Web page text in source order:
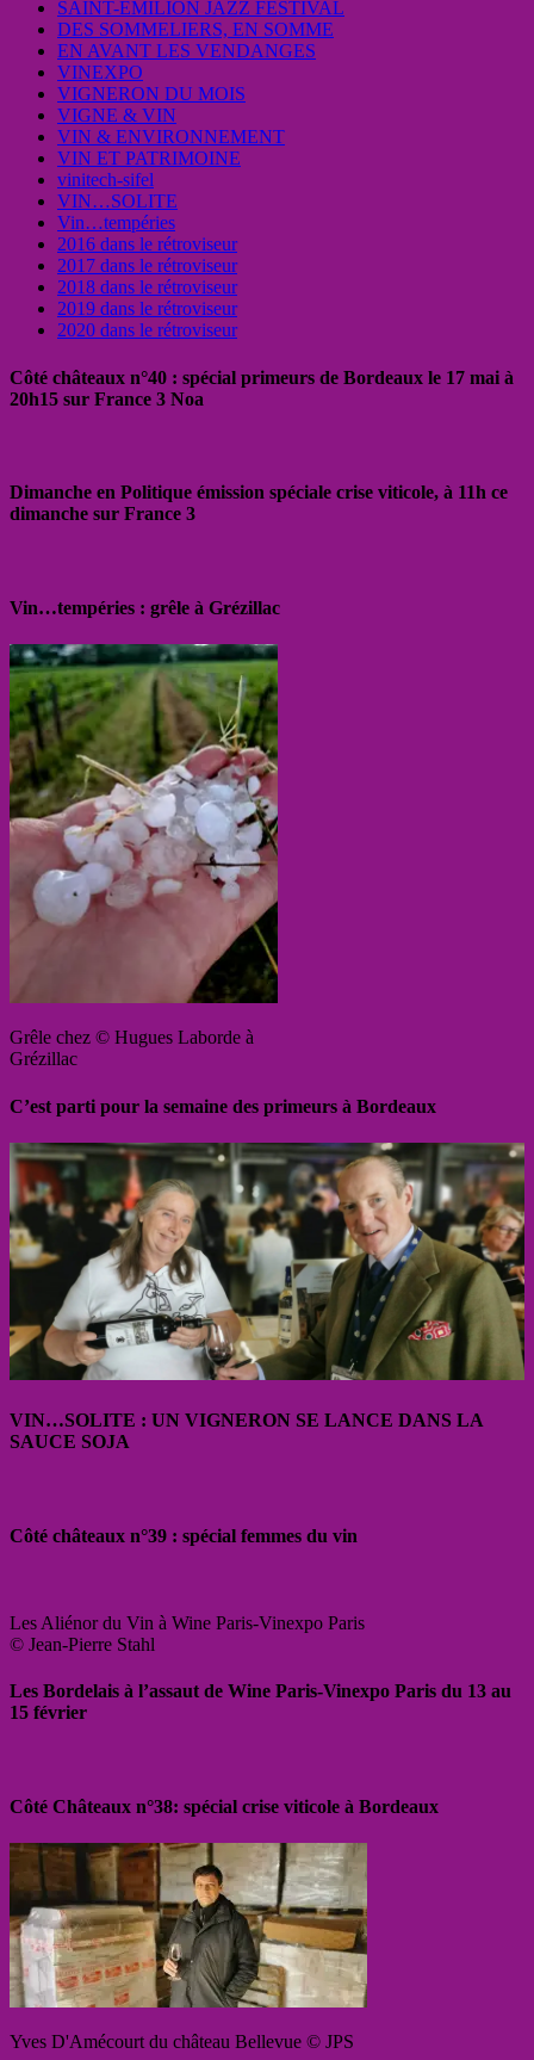
SAINT-EMILION JAZZ FESTIVAL
DES SOMMELIERS, EN SOMME
EN AVANT LES VENDANGES
VINEXPO
VIGNERON DU MOIS
VIGNE & VIN
VIN & ENVIRONNEMENT
VIN ET PATRIMOINE
vinitech-sifel
VIN…SOLITE
Vin…tempéries
2016 dans le rétroviseur
2017 dans le rétroviseur
2018 dans le rétroviseur
2019 dans le rétroviseur
2020 dans le rétroviseur
Côté châteaux n°40 : spécial primeurs de Bordeaux le 17 mai à
20h15 sur France 3 Noa
Dimanche en Politique émission spéciale crise viticole, à 11h ce
dimanche sur France 3
Vin…tempéries : grêle à Grézillac
Grêle chez © Hugues Laborde à
Grézillac
C’est parti pour la semaine des primeurs à Bordeaux
VIN…SOLITE : UN VIGNERON SE LANCE DANS LA
SAUCE SOJA
Côté châteaux n°39 : spécial femmes du vin
Les Aliénor du Vin à Wine Paris-Vinexpo Paris
© Jean-Pierre Stahl
Les Bordelais à l’assaut de Wine Paris-Vinexpo Paris du 13 au
15 février
Côté Châteaux n°38: spécial crise viticole à Bordeaux
Yves D'Amécourt du château Bellevue © JPS